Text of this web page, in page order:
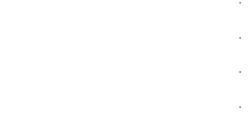
.
.
.